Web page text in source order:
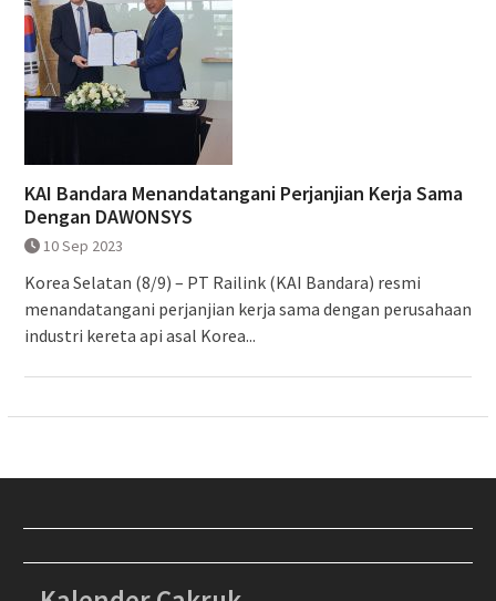
KAI Bandara Menandatangani Perjanjian Kerja Sama
Dengan DAWONSYS
10 Sep 2023
Korea Selatan (8/9) – PT Railink (KAI Bandara) resmi
menandatangani perjanjian kerja sama dengan perusahaan
industri kereta api asal Korea...